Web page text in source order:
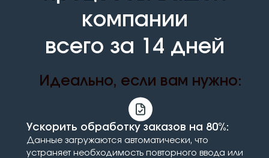
компании
всего за 14 дней
Идеально, если вам нужно:
Ускорить обработку заказов на 80%:
Данные загружаются автоматически, что
устраняет необходимость повторного ввода или